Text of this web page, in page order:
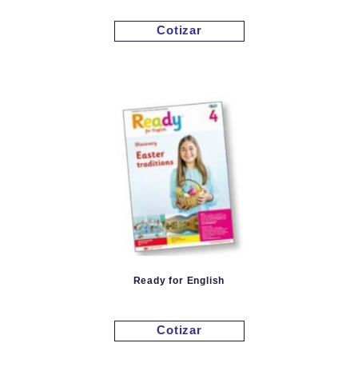
Cotizar
Ready for English
Cotizar